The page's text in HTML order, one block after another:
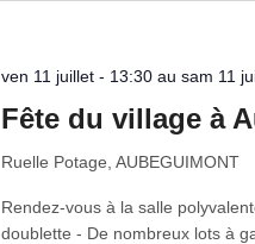
ven 11 juillet - 13:30 au sam 11
Fête du village à
Ruelle Potage, AUBEGUIMONT
Rendez-vous à la salle
doublette - De nombreux lots à